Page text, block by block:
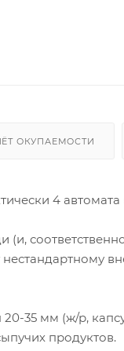
ОКУПАЕМОСТИ
4
нестандартному
35 мм (ж/р,
продуктов.